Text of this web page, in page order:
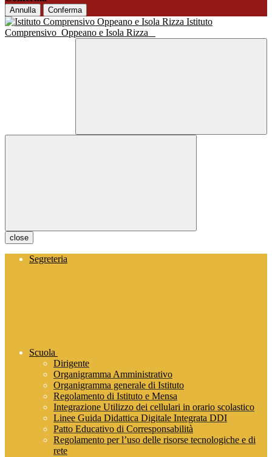
Annulla Conferma
Istituto
Comprensivo Oppeano e Isola Rizza
close
Segreteria
Scuola
Dirigente
Organigramma Amministrativo
Organigramma generale di Istituto
Regolamento di Istituto e Mensa
Integrazione Utilizzo dei cellulari in orario scolastico
Linee Guida Didattica Digitale Integrata DDI
Patto Educativo di Corresponsabilità
Regolamento per l’uso delle risorse tecnologiche e di
rete